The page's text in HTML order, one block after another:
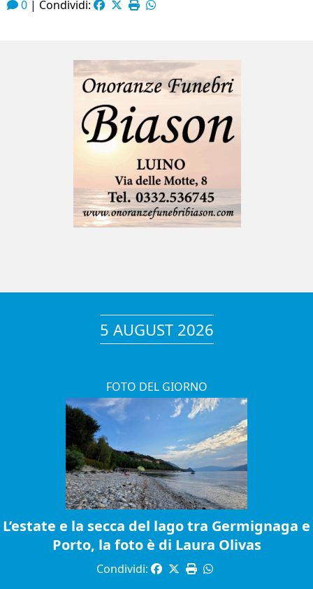
0 | Condividi:
5 AUGUST 2026
FOTO DEL GIORNO
L’estate e la secca del lago tra Germignaga e
Porto, la foto è di Laura Olivas
Condividi: